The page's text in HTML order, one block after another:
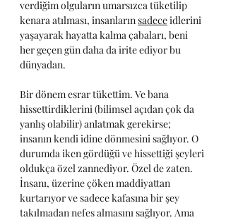
verdiğim olguların umarsızca tüketilip
kenara atılması, insanların sadece idlerini
yaşayarak hayatta kalma çabaları, beni
her geçen gün daha da irite ediyor bu
dünyadan.
Bir dönem esrar tükettim. Ve bana
hissettirdiklerini (bilimsel açıdan çok da
yanlış olabilir) anlatmak gerekirse;
insanın kendi idine dönmesini sağlıyor. O
durumda iken gördüğü ve hissettiği şeyleri
oldukça özel zannediyor. Özel de zaten.
İnsanı, üzerine çöken maddiyattan
kurtarıyor ve sadece kafasına bir şey
takılmadan nefes almasını sağlıyor. Ama